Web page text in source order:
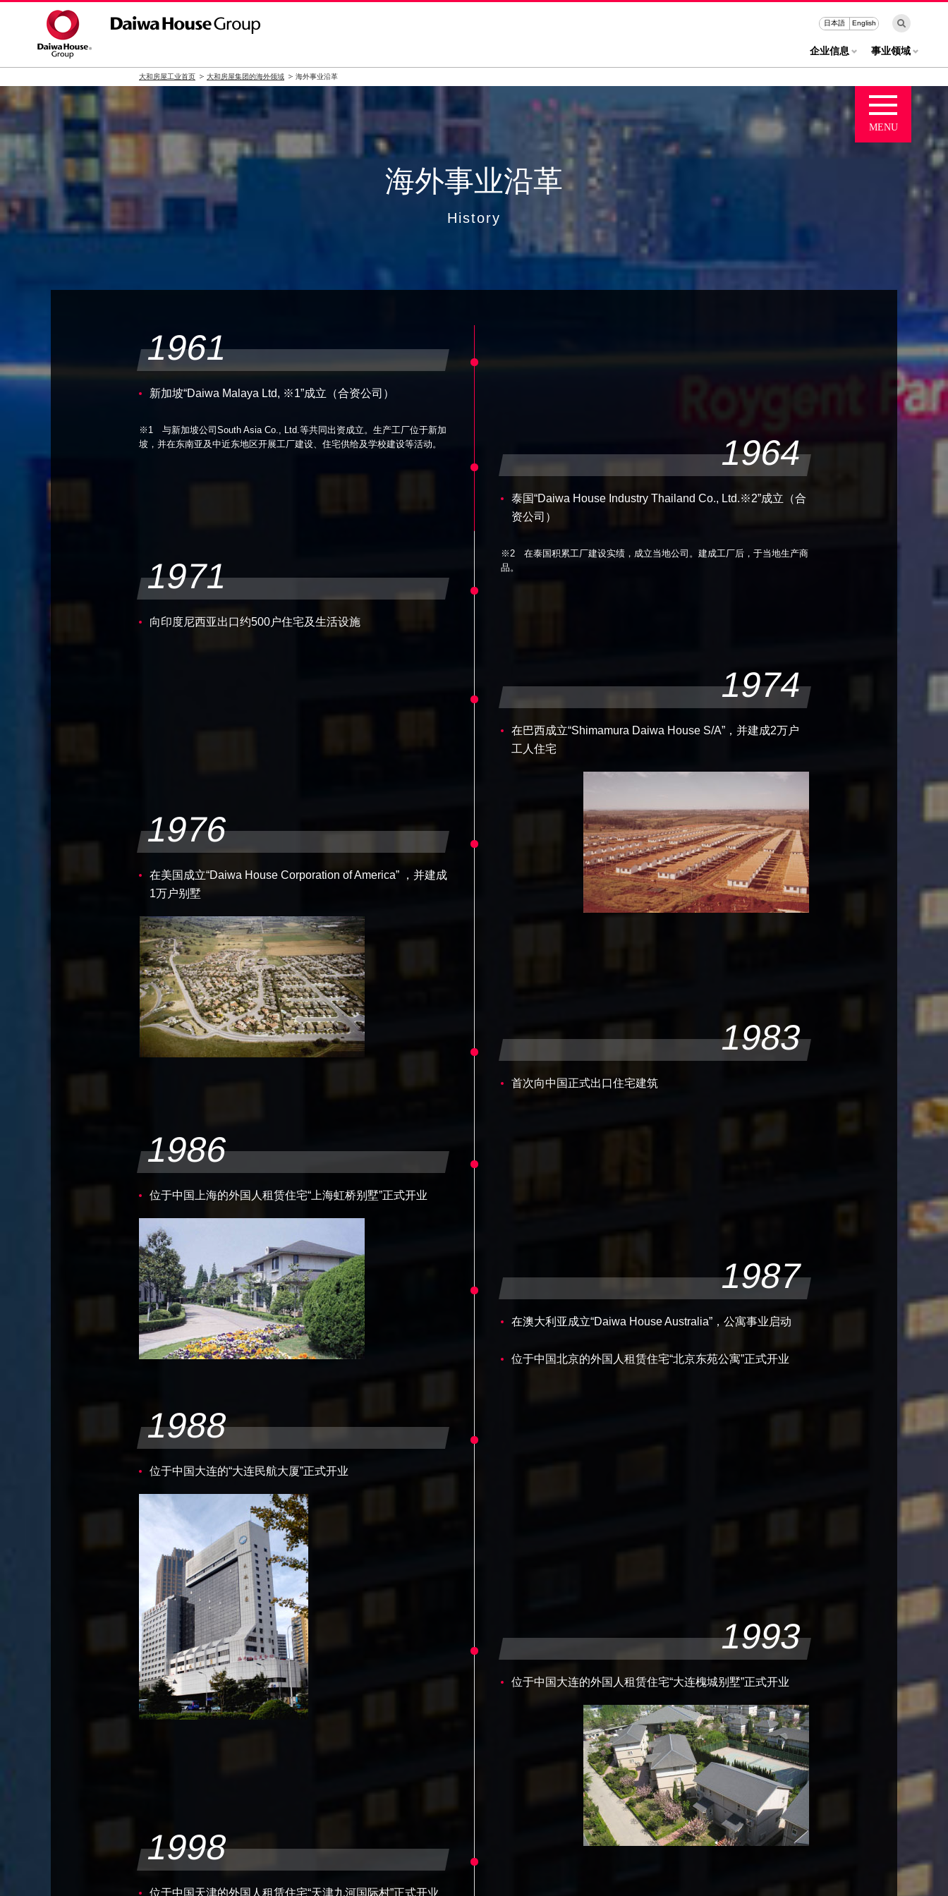
日本語 English
企业信息 事业领域
大和房屋工业首页 大和房屋集团的海外领域 海外事业沿革
海外事业沿革
History
1961
新加坡“Daiwa Malaya Ltd, ※1”成立（合资公司）
※1 与新加坡公司South Asia Co., Ltd.等共同出资成立。生产工厂位于新加
坡，并在东南亚及中近东地区开展工厂建设、住宅供给及学校建设等活动。
1964
泰国“Daiwa House Industry Thailand Co., Ltd.※2”成立（合
资公司）
※2 在泰国积累工厂建设实绩，成立当地公司。建成工厂后，于当地生产商
品。
1971
向印度尼西亚出口约500户住宅及生活设施
1974
在巴西成立“Shimamura Daiwa House S/A”，并建成2万户
工人住宅
1976
在美国成立“Daiwa House Corporation of America” ，并建成
1万户别墅
1983
首次向中国正式出口住宅建筑
1986
位于中国上海的外国人租赁住宅“上海虹桥别墅”正式开业
1987
在澳大利亚成立“Daiwa House Australia”，公寓事业启动
位于中国北京的外国人租赁住宅“北京东苑公寓”正式开业
1988
位于中国大连的“大连民航大厦”正式开业
1993
位于中国大连的外国人租赁住宅“大连槐城别墅”正式开业
1998
位于中国天津的外国人租赁住宅“天津九河国际村”正式开业